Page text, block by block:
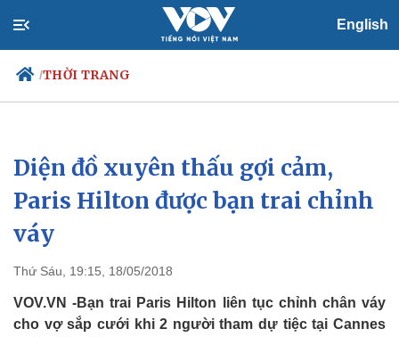
English
/THỜI TRANG
Chính trị
Đảng
Tổ chức nhân sự
Quốc hội
Nhận diện sự thật
Xã hội
Tin 24h
Dự báo thời tiết
Diện đồ xuyên thấu gợi cảm,
Paris Hilton được bạn trai chỉnh
váy
Thứ Sáu, 19:15, 18/05/2018
VOV.VN -Bạn trai Paris Hilton liên tục chỉnh chân váy
cho vợ sắp cưới khi 2 người tham dự tiệc tại Cannes